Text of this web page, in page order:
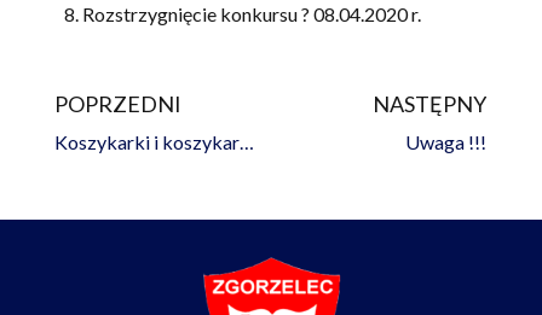
Rozstrzygnięcie konkursu ? 08.04.2020 r.
Prev
POPRZEDNI
Koszykarki i koszykarze ze srebrnymi medalami
NASTĘPNY
Uwaga !!!